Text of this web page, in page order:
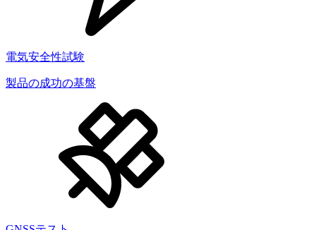
電気安全性試験
製品の成功の基盤